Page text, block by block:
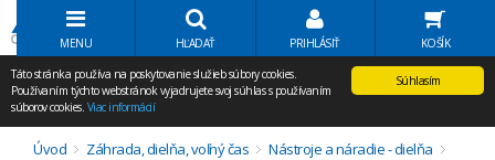
Volať Agem
MENU HĽADAŤ PRIHLÁSIŤ KOŠÍK
Súhlasím
Táto stránka používa na poskytovanie služieb súbory cookies.
Používaním týchto webstránok vyjadrujete svoj súhlas s používaním
súborov cookies. Viac informácií
Úvod Záhrada, dielňa, voľný čas
Nástroje a náradie - dielňa